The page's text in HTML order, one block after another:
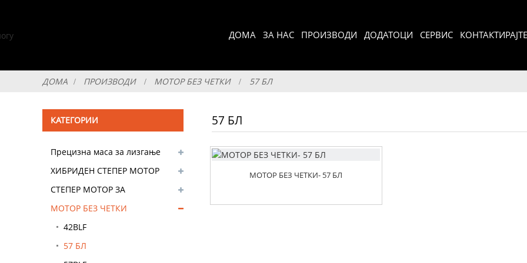
ДОМА ЗА НАС ПРОИЗВОДИ ДОДАТОЦИ СЕРВИС
ДОМА ПРОИЗВОДИ МОТОР БЕЗ ЧЕТКИ 57 БЛ
КАТЕГОРИИ
Прецизна маса за лизгање
со завртки
ХИБРИДЕН СТЕПЕР МОТОР
СТЕПЕР МОТОР ЗА
ЗАТВОРЕНА јамка
МОТОР БЕЗ ЧЕТКИ
42BLF
57 БЛ
57 БЛ
МОТОР БЕЗ ЧЕТКИ- 57 БЛ